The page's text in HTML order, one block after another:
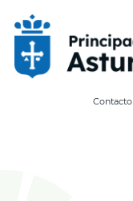
contenido
Contacto